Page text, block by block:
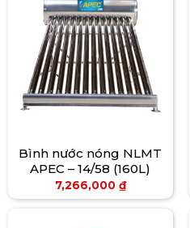
Bình nước nóng NLMT
APEC – 14/58 (160L)
7,266,000 ₫